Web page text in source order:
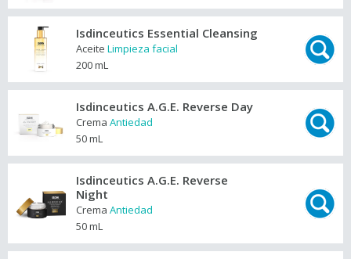
Isdinceutics Essential Cleansing
Aceite Limpieza facial
200 mL
Isdinceutics A.G.E. Reverse Day
Crema Antiedad
50 mL
Isdinceutics A.G.E. Reverse
Night
Crema Antiedad
50 mL